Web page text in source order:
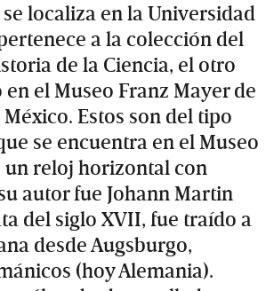
localiza en la Universidad
a la colección del
de la Ciencia, el otro
el Museo Franz Mayer de
Estos son del tipo
se encuentra en el Museo
un reloj horizontal con
autor fue Johann Martin
del siglo XVII, fue traído a
desde Augsburgo,
(hoy Alemania).